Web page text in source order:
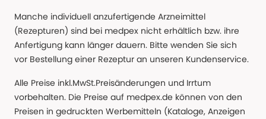
Manche individuell anzufertigende Arzneimittel
(Rezepturen) sind bei medpex nicht erhältlich bzw. ihre
Anfertigung kann länger dauern. Bitte wenden Sie sich
vor Bestellung einer Rezeptur an unseren Kundenservice.
Alle Preise inkl.MwSt.Preisänderungen und Irrtum
vorbehalten. Die Preise auf medpex.de können von den
Preisen in gedruckten Werbemitteln (Kataloge, Anzeigen